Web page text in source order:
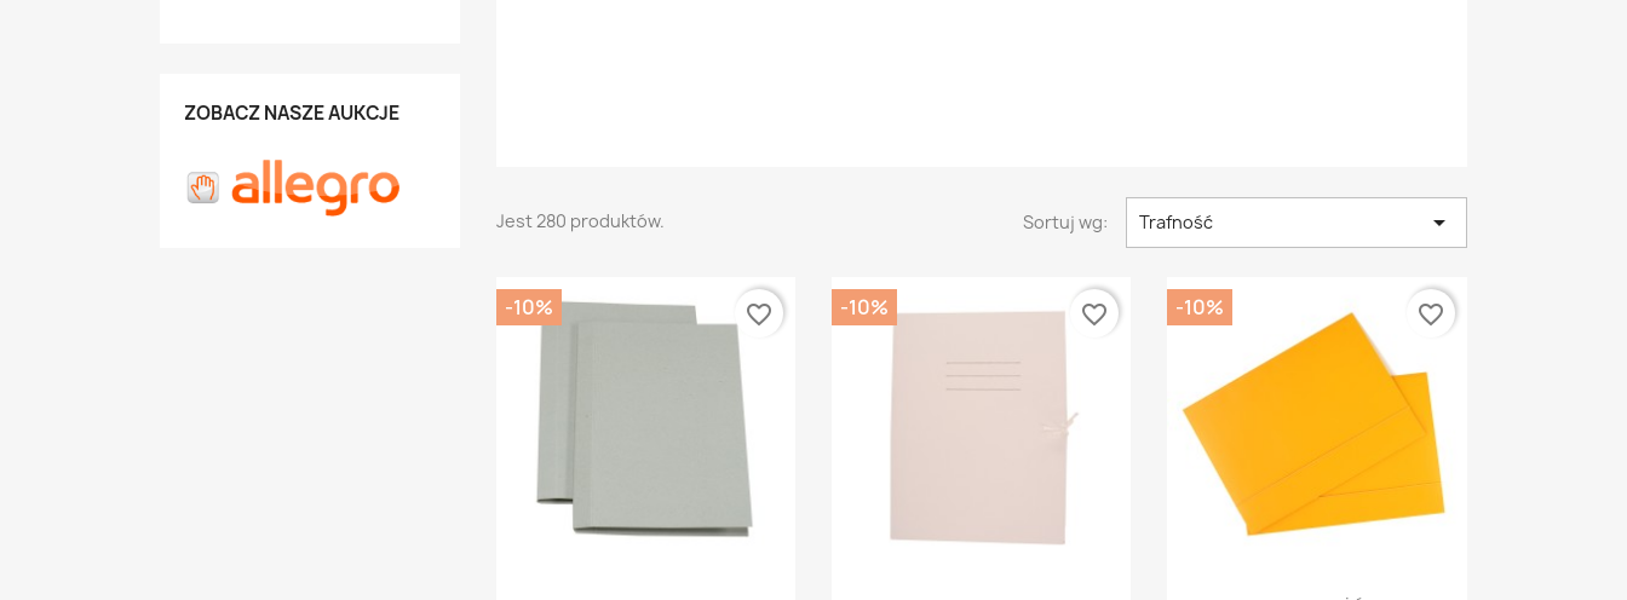
ZOBACZ NASZE AUKCJE
Jest 280 produktów. Sortuj wg: Trafność 
-10% favorite_border -10% favorite_border -10% favorite_border